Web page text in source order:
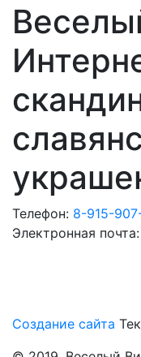
Телефон: 8-915-
Электронная почта:
Создание сайта